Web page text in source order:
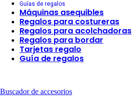
Guías de regalos
Máquinas asequibles
Regalos para costureras
Regalos para acolchadoras
Regalos para bordar
Tarjetas regalo
Guía de regalos
Buscador de accesorios